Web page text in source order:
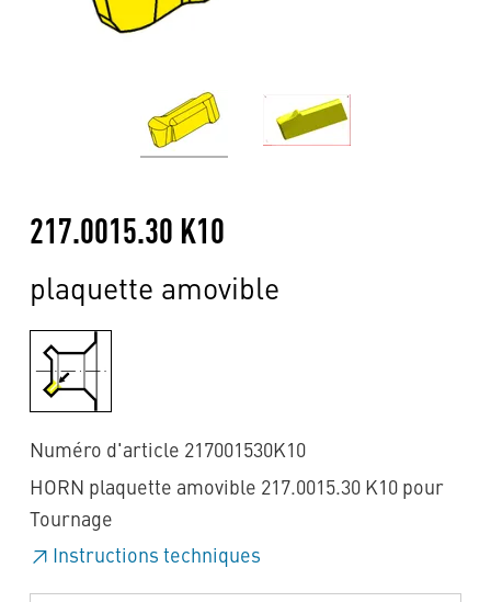
217.0015.30 K10
plaquette amovible
Numéro d'article 217001530K10
HORN plaquette amovible 217.0015.30 K10 pour
Tournage
Instructions techniques